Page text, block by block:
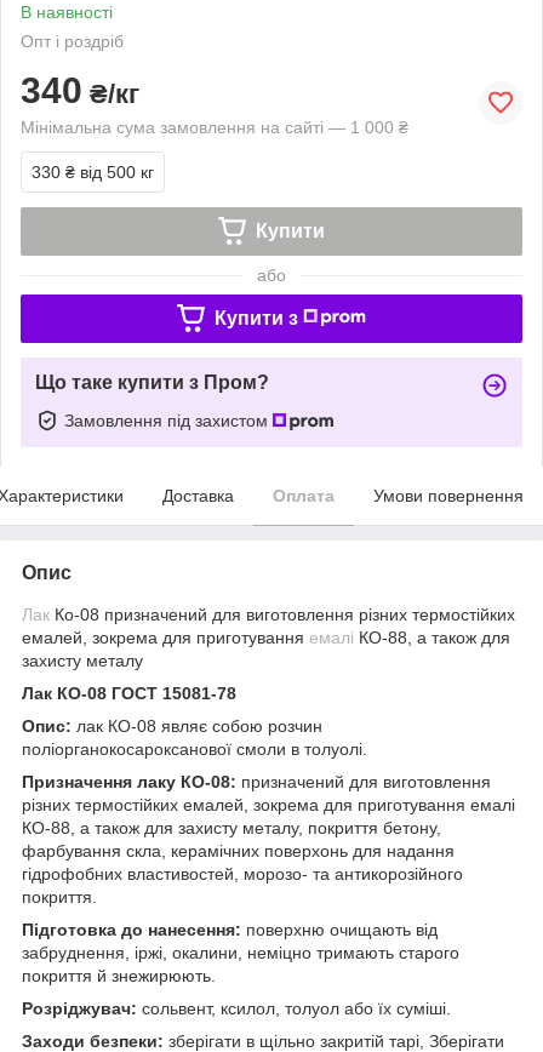
В наявності
Опт і роздріб
340 ₴/кг
Мінімальна сума замовлення на сайті — 1 000 ₴
330 ₴ від 500 кг
Купити
або
Купити з
Що таке купити з Пром?
Замовлення під захистом
Доставка Оплата Умови повернення
Опис
Лак Ко-08 призначений для виготовлення різних термостійких
емалей, зокрема для приготування емалі КО-88, а також для
захисту металу
Лак КО-08 ГОСТ 15081-78
Опис: лак КО-08 являє собою розчин
поліорганокосароксанової смоли в толуолі.
Призначення лаку КО-08: призначений для виготовлення
різних термостійких емалей, зокрема для приготування емалі
КО-88, а також для захисту металу, покриття бетону,
фарбування скла, керамічних поверхонь для надання
гідрофобних властивостей, морозо- та антикорозійного
покриття.
Підготовка до нанесення: поверхню очищають від
забруднення, іржі, окалини, неміцно тримають старого
покриття й знежирюють.
Розріджувач: сольвент, ксилол, толуол або їх суміші.
Заходи безпеки: зберігати в щільно закритій тарі, Зберігати